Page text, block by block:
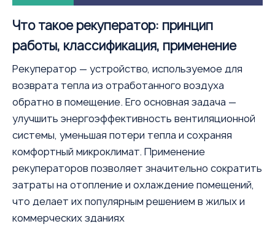
Что такое рекуператор: принцип
работы, классификация, применение
Рекуператор — устройство, используемое для
возврата тепла из отработанного воздуха
обратно в помещение. Его основная задача —
улучшить энергоэффективность вентиляционной
системы, уменьшая потери тепла и сохраняя
комфортный микроклимат. Применение
рекуператоров позволяет значительно сократить
затраты на отопление и охлаждение помещений,
что делает их популярным решением в жилых и
коммерческих зданиях